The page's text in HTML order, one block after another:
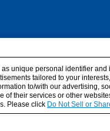
unique personal identifier
tailored to your
to/with our advertising,
of their services or other
Please click Do Not Sell or